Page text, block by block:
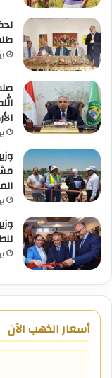
أسعار الذهب الآن